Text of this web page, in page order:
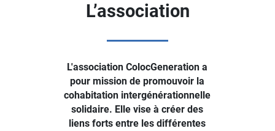
L’association
L'association ColocGeneration a
pour mission de promouvoir la
cohabitation intergénérationnelle
solidaire. Elle vise à créer des
liens forts entre les différentes